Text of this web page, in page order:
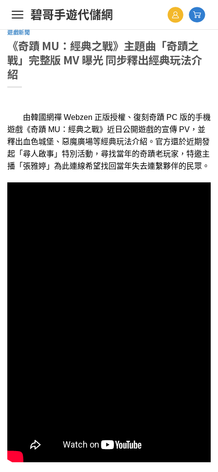
content
遊戲新聞
《奇蹟 MU：經典之戰》主題曲「奇蹟之
戰」完整版 MV 曝光 同步釋出經典玩法介
紹
由韓國網禪 Webzen 正版授權、復刻奇蹟 PC 版的手機
遊戲《奇蹟 MU：經典之戰》近日公開遊戲的宣傳 PV，並
釋出血色城堡、惡魔廣場等經典玩法介紹。官方還於近期發
起「尋人啟事」特別活動，尋找當年的奇蹟老玩家，特邀主
播「張雅婷」為此連線希望找回當年失去連繫夥伴的民眾。